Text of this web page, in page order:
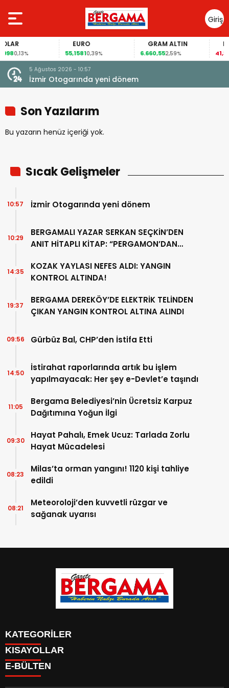
Giriş
Yap
0,13%
EURO
55,15810,39%
GRAM ALTIN
6.660,552,59% 41,30
5 Ağustos 2026 - 10:57
İzmir Otogarında yeni dönem
Son Yazılarım
Bu yazarın henüz içeriği yok.
Sıcak Gelişmeler
İzmir Otogarında yeni dönem
10:57
BERGAMALI YAZAR SERKAN SEÇKİN’DEN
ANIT HİTAPLI KİTAP: “PERGAMON’DAN
10:29
KOZAK YAYLASI NEFES ALDI: YANGIN
KONTROL ALTINDA!
14:35
BERGAMA DEREKÖY’DE ELEKTRİK TELİNDEN
ÇIKAN YANGIN KONTROL ALTINA ALINDI
19:37
Gürbüz Bal, CHP’den İstifa Etti
09:56
İstirahat raporlarında artık bu işlem
yapılmayacak: Her şey e-Devlet’e taşındı
14:50
Bergama Belediyesi’nin Ücretsiz Karpuz
Dağıtımına Yoğun İlgi
11:05
Hayat Pahalı, Emek Ucuz: Tarlada Zorlu
Hayat Mücadelesi
09:30
Milas’ta orman yangını! 1120 kişi tahliye
edildi
08:23
Meteoroloji’den kuvvetli rüzgar ve
sağanak uyarısı
08:21
KATEGORİLER
CANLI YAYIN
BURÇLAR
KISAYOLLAR
Menü seçimi yapın. WP-ADMIN → Görünüm → Menüler
sayfasından menü eşleştirmesi yapınız.
E-BÜLTEN